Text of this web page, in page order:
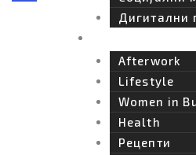
m
Дигитални
Afterwork
Lifestyle
Women in
Health
Рецепти